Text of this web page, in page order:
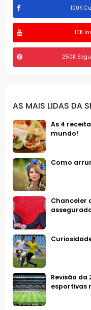
100K
10K
250K
AS MAIS LIDAS DA
As 4
mundo!
Como
Chanceler
Revisão da
esportivas